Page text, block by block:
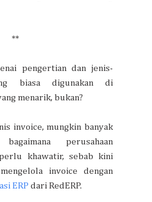
**
pengertian dan jenis-
biasa digunakan di
menarik, bukan?
invoice, mungkin banyak
perusahaan
khawatir, sebab kini
invoice dengan
ERP dari RedERP.